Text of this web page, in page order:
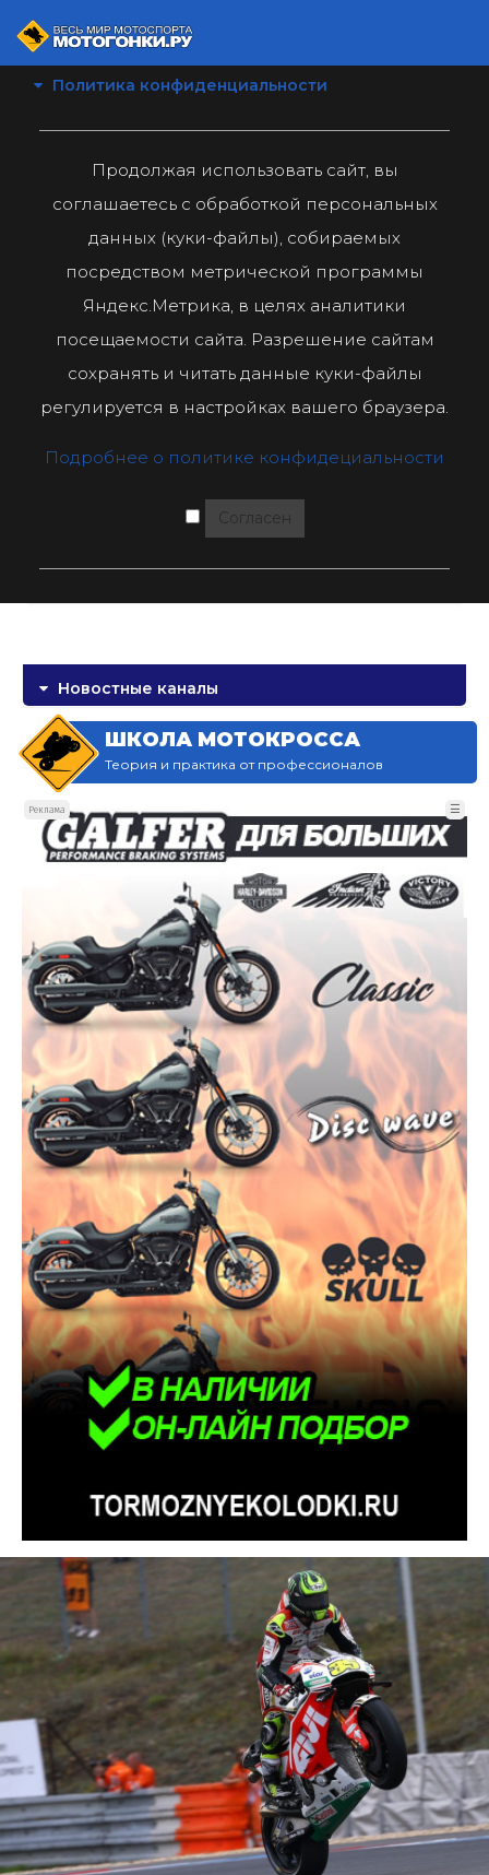
Политика конфиденциальности
Продолжая использовать сайт, вы
соглашаетесь с обработкой персональных
данных (куки-файлы), собираемых
посредством метрической программы
Яндекс.Метрика, в целях аналитики
посещаемости сайта. Разрешение сайтам
сохранять и читать данные куки-файлы
регулируется в настройках вашего браузера.
Подробнее о политике конфидециальности
Согласен
Новостные каналы
ШКОЛА МОТОКРОССА
Теория и практика от профессионалов
Реклама ☰